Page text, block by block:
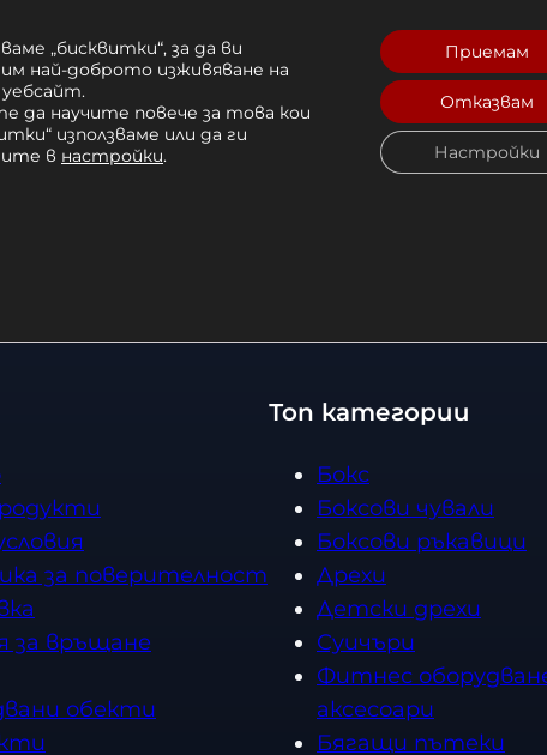
t
e
t
за
Гумена Настилка за
Фитнес 100×100×2см
за поверителност
за връщане
обекти
Топ категории
Бокс
Боксови чували
Боксови ръкавици
Дрехи
Детски дрехи
Суичъри
Фитнес
аксесоари
Бягащи пътеки
„бисквитки“, за да ви
най-доброто изживяване на
да научите повече за това кои
използваме или да ги
в настройки.
Приемам
Отказвам
Настройки